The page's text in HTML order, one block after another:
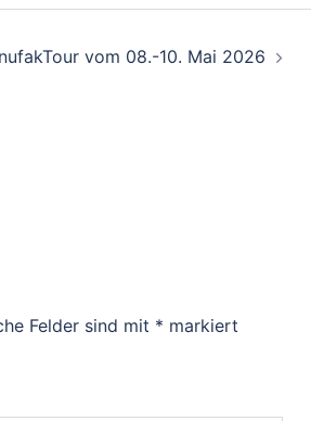
vom 08.-10. Mai 2026
Felder sind mit * markiert